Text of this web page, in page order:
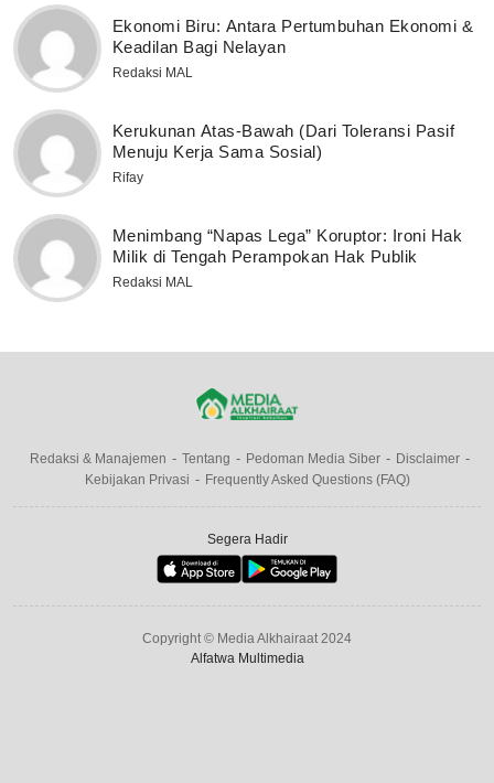
Ekonomi Biru: Antara Pertumbuhan Ekonomi &
Keadilan Bagi Nelayan
Redaksi MAL
Kerukunan Atas-Bawah (Dari Toleransi Pasif
Menuju Kerja Sama Sosial)
Rifay
Menimbang “Napas Lega” Koruptor: Ironi Hak
Milik di Tengah Perampokan Hak Publik
Redaksi MAL
Redaksi & Manajemen Tentang Pedoman Media Siber
Disclaimer
Kebijakan Privasi
Frequently Asked Questions (FAQ)
Segera Hadir
Copyright © Media Alkhairaat 2024
Alfatwa Multimedia